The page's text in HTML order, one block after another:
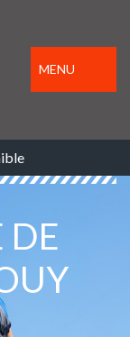
MENU
DE